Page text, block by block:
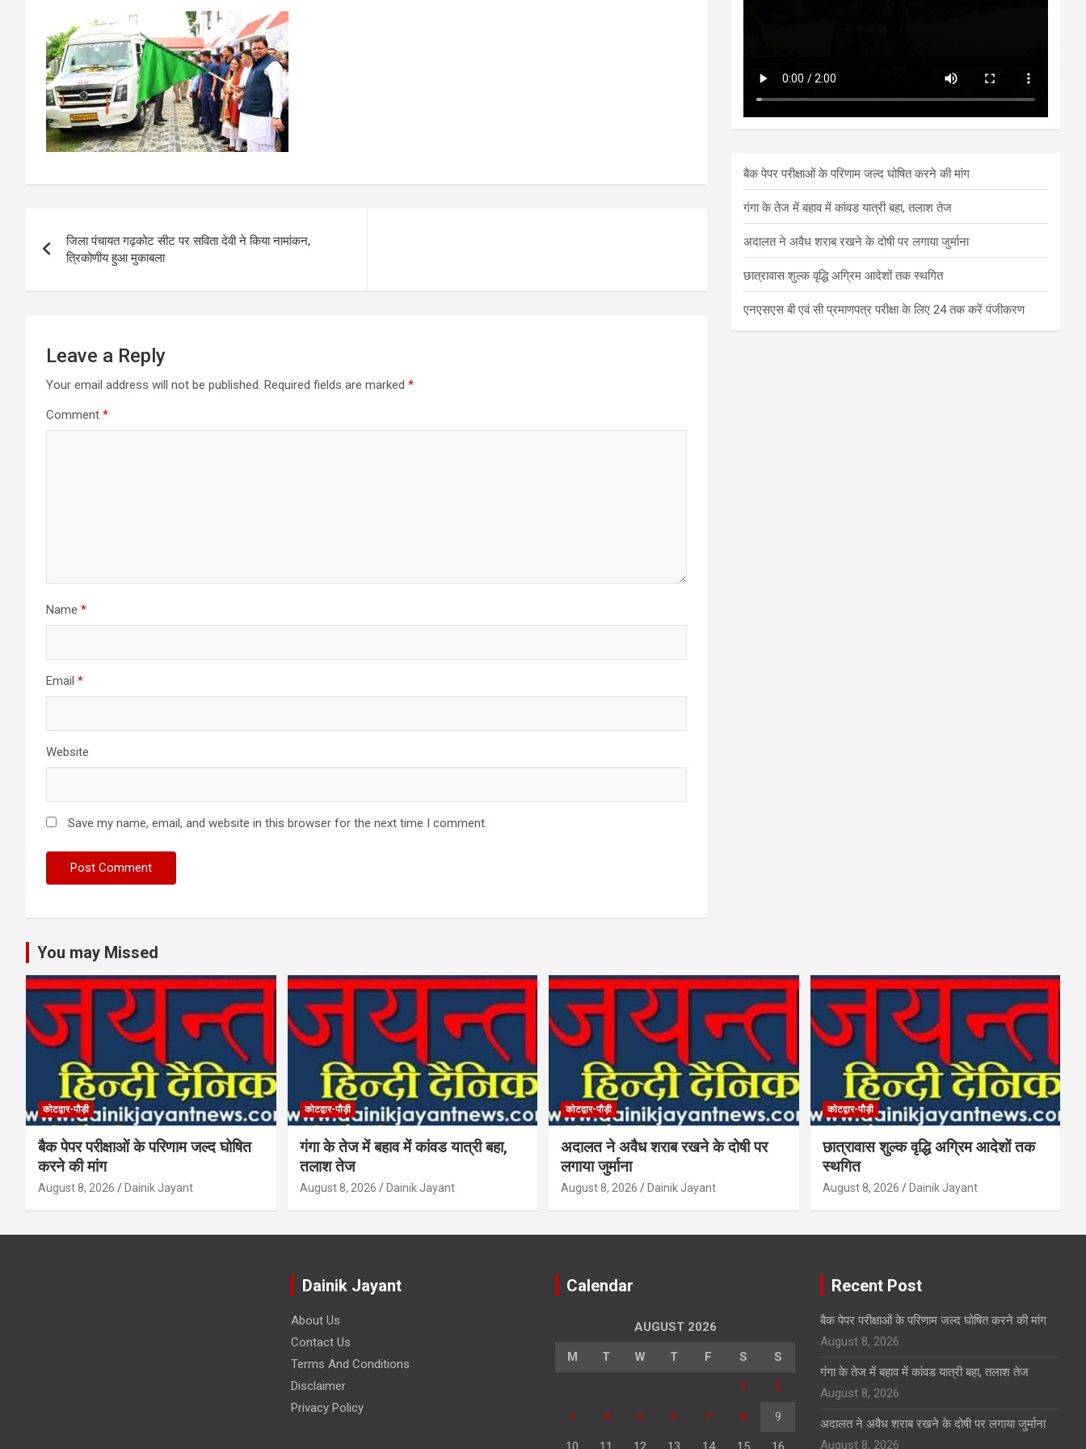
navigation
जिला पंचायत गढ़कोट सीट पर सविता देवी ने किया नामांकन,
त्रिकोणीय हुआ मुकाबला
Leave a Reply
Your email address will not be published. Required fields are marked *
Comment *
Name *
Email *
Website
Save my name, email, and website in this browser for the next time I comment.
बैक पेपर परीक्षाओं के परिणाम जल्द घोषित करने की मांग
गंगा के तेज में बहाव में कांवड यात्री बहा, तलाश तेज
अदालत ने अवैध शराब रखने के दोषी पर लगाया जुर्माना
छात्रावास शुल्क वृद्धि अग्रिम आदेशों तक स्थगित
एनएसएस बी एवं सी प्रमाणपत्र परीक्षा के लिए 24 तक करें पंजीकरण
You may Missed
कोटद्वार-पौड़ी
बैक पेपर परीक्षाओं के परिणाम जल्द घोषित
करने की मांग
August 8, 2026 Dainik Jayant
कोटद्वार-पौड़ी
गंगा के तेज में बहाव में कांवड यात्री बहा,
तलाश तेज
August 8, 2026 Dainik Jayant
कोटद्वार-पौड़ी
अदालत ने अवैध शराब रखने के दोषी पर
लगाया जुर्माना
August 8, 2026 Dainik Jayant
कोटद्वार-पौड़ी
छात्रावास शुल्क वृद्धि अग्रिम आदेशों तक
स्थगित
August 8, 2026 Dainik Jayant
Dainik Jayant
About Us
Contact Us
Terms And Conditions
Disclaimer
Privacy Policy
Calendar
AUGUST 2026
M T W T F S S
1 2
3 4 5 6 7 8 9
Recent Post
बैक पेपर परीक्षाओं के परिणाम जल्द घोषित करने की मांग
August 8, 2026
गंगा के तेज में बहाव में कांवड यात्री बहा, तलाश तेज
August 8, 2026
अदालत ने अवैध शराब रखने के दोषी पर लगाया जुर्माना
August 8, 2026